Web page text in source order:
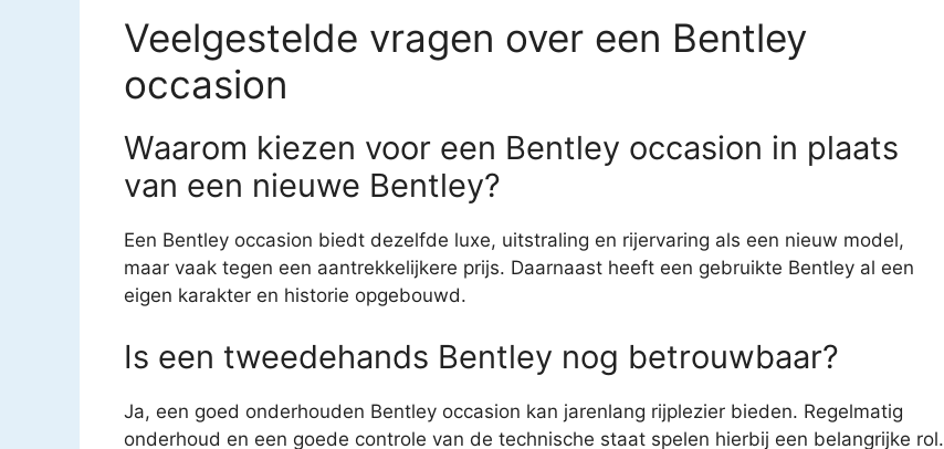
Veelgestelde vragen over een Bentley
occasion
Waarom kiezen voor een Bentley occasion in plaats
van een nieuwe Bentley?
Een Bentley occasion biedt dezelfde luxe, uitstraling en rijervaring als een nieuw model,
maar vaak tegen een aantrekkelijkere prijs. Daarnaast heeft een gebruikte Bentley al een
eigen karakter en historie opgebouwd.
Is een tweedehands Bentley nog betrouwbaar?
Ja, een goed onderhouden Bentley occasion kan jarenlang rijplezier bieden. Regelmatig
onderhoud en een goede controle van de technische staat spelen hierbij een belangrijke rol.